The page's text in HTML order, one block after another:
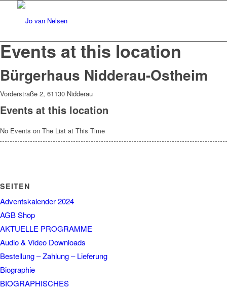
Events at this location
Bürgerhaus Nidderau-Ostheim
Vorderstraße 2, 61130 Nidderau
Events at this location
No Events on The List at This Time
SEITEN
Adventskalender 2024
AGB Shop
AKTUELLE PROGRAMME
Audio & Video Downloads
Bestellung – Zahlung – Lieferung
Biographie
BIOGRAPHISCHES